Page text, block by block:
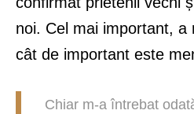
noi. Cel mai important, a
cât de important este
Chiar m-a întrebat